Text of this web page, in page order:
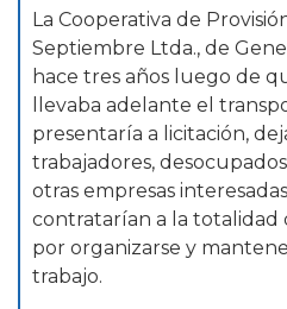
La Cooperativa de
Septiembre Ltda., de
hace tres años luego de
llevaba adelante el
presentaría a licitación,
trabajadores,
otras empresas
contratarían a la totalidad
por organizarse y
trabajo.